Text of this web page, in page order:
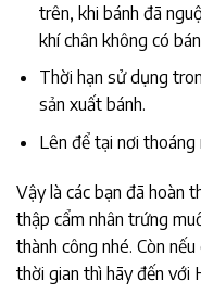
trên, khi bánh đã
khí chân không có
Thời hạn sử dụng
sản xuất bánh.
Lên để tại nơi
Vậy là các bạn đã hoàn
thập cẩm nhân trứng
thành công nhé. Còn
thời gian thì hãy đến với